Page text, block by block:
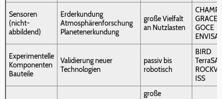
Sensoren
(nicht-
abbildend)
Erderkundung
Atmosphärenforschung
Planetenerkundung
große Vielfalt
an Nutzlasten
CHAMP
GRACE
GOCE
ENVISAT
Experimentelle
Komponenten
Bauteile
Validierung neuer
Technologien
passiv bis
robotisch
BIRD
ISS
große